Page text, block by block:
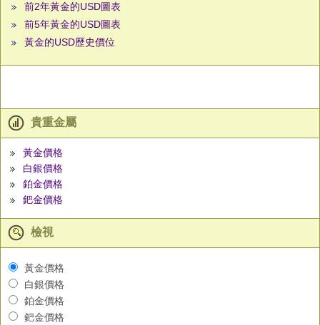
前2年黃金的USD圖表
前5年黃金的USD圖表
黃金的USD歷史價位
貴重金屬
黃金價格
白銀價格
鉑金價格
鈀金價格
檢視
黃金價格
白銀價格
鉑金價格
鈀金價格